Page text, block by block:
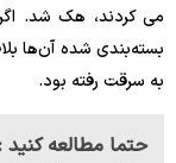
می کردند، هک شد.
بسته‌بندی شده آن‌ها
به سرقت رفته بود.
حتما مطالعه کنید :